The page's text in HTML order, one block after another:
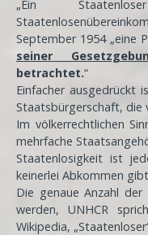
„Ein
September 1954 „eine
seiner
betrachtet.“
Einfacher ausgedrückt
Staatsbürgerschaft, die
Im völkerrechtlichen
mehrfache
Staatenlosigkeit ist
keinerlei Abkommen
Die genaue Anzahl
werden, UNHCR
Wikipedia,